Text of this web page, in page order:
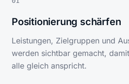
Positionierung schärfen
Leistungen, Zielgruppen und
werden sichtbar gemacht,
alle gleich anspricht.